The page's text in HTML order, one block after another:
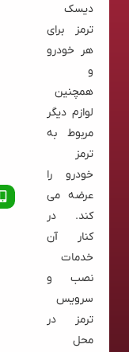
دیسک
ترمز برای
هر خودرو
و
همچنین
لوازم دیگر
مربوط به
ترمز
خودرو را
عرضه می
کند. در
کنار آن
خدمات
نصب و
سرویس
ترمز در
محل